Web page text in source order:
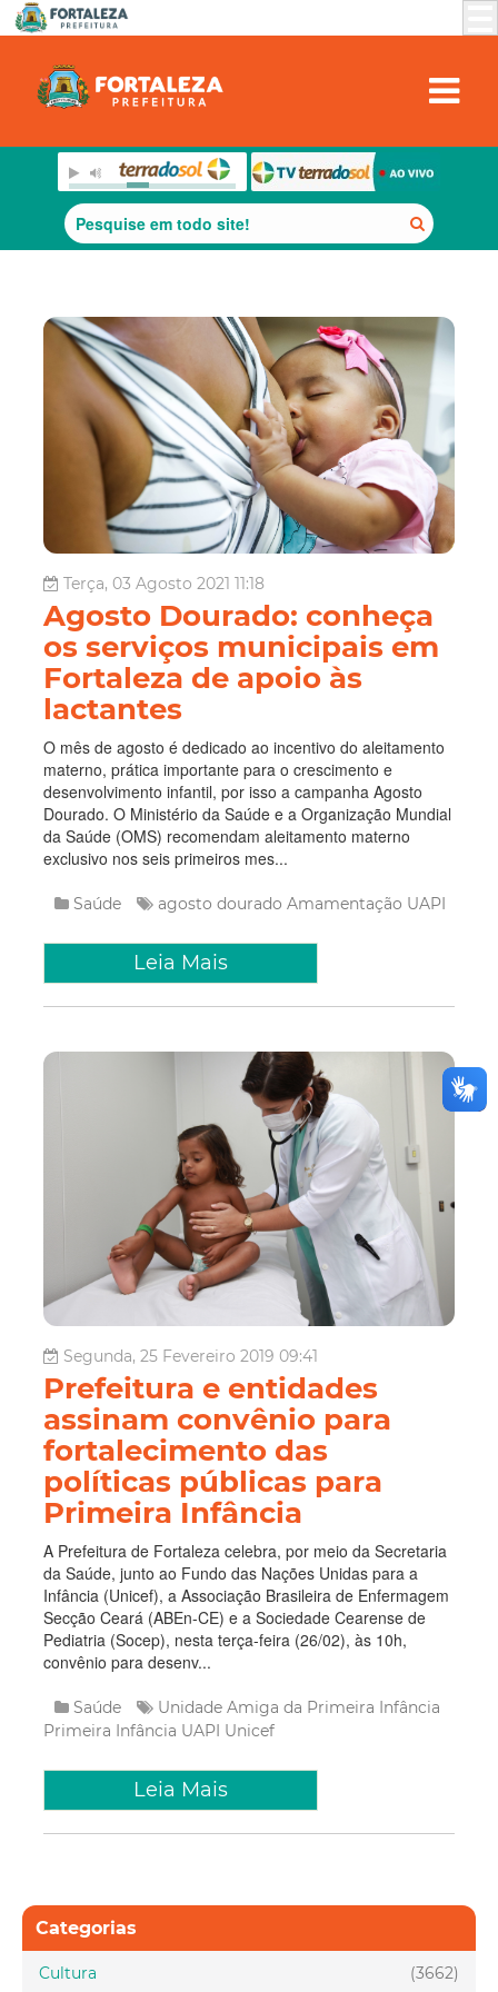
Terça, 03 Agosto 2021 11:18
Agosto Dourado: conheça
os serviços municipais em
Fortaleza de apoio às
lactantes
O mês de agosto é dedicado ao incentivo do aleitamento
materno, prática importante para o crescimento e
desenvolvimento infantil, por isso a campanha Agosto
Dourado. O Ministério da Saúde e a Organização Mundial
da Saúde (OMS) recomendam aleitamento materno
exclusivo nos seis primeiros mes...
Saúde agosto dourado Amamentação UAPI
Leia Mais
Segunda, 25 Fevereiro 2019 09:41
Prefeitura e entidades
assinam convênio para
fortalecimento das
políticas públicas para
Primeira Infância
A Prefeitura de Fortaleza celebra, por meio da Secretaria
da Saúde, junto ao Fundo das Nações Unidas para a
Infância (Unicef), a Associação Brasileira de Enfermagem
Secção Ceará (ABEn-CE) e a Sociedade Cearense de
Pediatria (Socep), nesta terça-feira (26/02), às 10h,
convênio para desenv...
Saúde
Unidade Amiga da Primeira Infância
Primeira Infância UAPI Unicef
Leia Mais
Categorias
(3662)
Cultura